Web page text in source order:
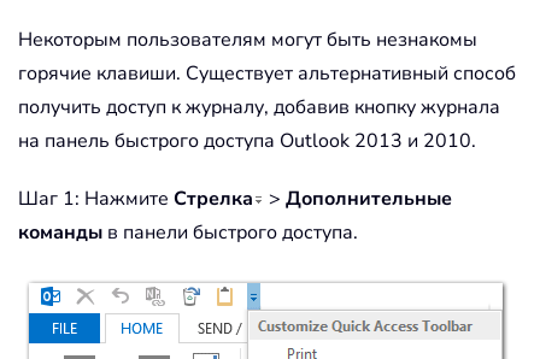
Некоторым пользователям могут быть незнакомы
горячие клавиши. Существует альтернативный способ
получить доступ к журналу, добавив кнопку журнала
на панель быстрого доступа Outlook 2013 и 2010.
Шаг 1: Нажмите Стрелка > Дополнительные
команды в панели быстрого доступа.